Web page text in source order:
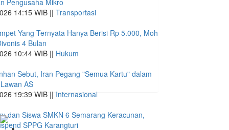
14:15 WIB || Transportasi
Yang Ternyata Hanya Berisi Rp 5.000, Moh
4 Bulan
10:44 WIB || Hukum
Sebut, Iran Pegang "Semua Kartu" dalam
AS
19:39 WIB || Internasional
dan Siswa SMKN 6 Semarang Keracunan,
SPPG Karangturi